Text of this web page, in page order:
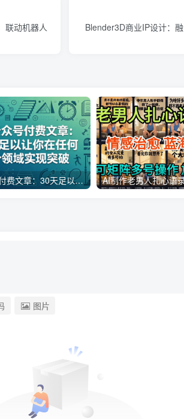
联动机器人
Blender3D商业IP设计：
某公众号付费文章：30天足以让你在任何一个领域实现突破
图片